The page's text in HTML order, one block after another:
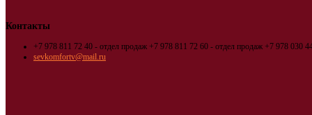
Контакты
+7 978 811 72 40 - отдел продаж +7 978 811 72 60 - отдел продаж +7 978 030
sevkomfortv@mail.ru